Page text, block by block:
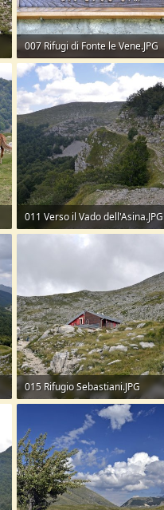
007 Rifugi di Fonte le Vene.JPG
337,2 KB · Visite: 111
011 Verso il Vado dell'Asina.JPG
015 Rifugio Sebastiani.JPG
311,7 KB · Visite: 116